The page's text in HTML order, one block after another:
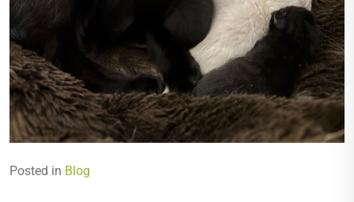
Posted in Blog